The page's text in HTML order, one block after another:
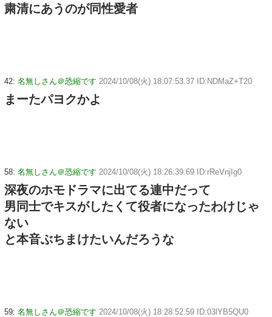
粛清にあうのが同性愛者
42: 名無しさん＠恐縮です 2024/10/08(火) 18:07:53.37 ID:NDMaZ+T20
まーたパヨクかよ
58: 名無しさん＠恐縮です 2024/10/08(火) 18:26:39.69 ID:rReVnjIg0
深夜のホモドラマに出てる連中だって
男同士でキスがしたくて役者になったわけじゃ
ない
と本音ぶちまけたいんだろうな
59: 名無しさん＠恐縮です 2024/10/08(火) 18:28:52.59 ID:03lYB5QU0